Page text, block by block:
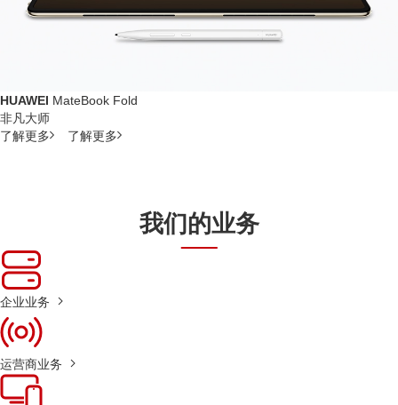
HUAWEI MateBook Fold
非凡大师
了解更多
了解更多
我们的业务
企业业务
运营商业务